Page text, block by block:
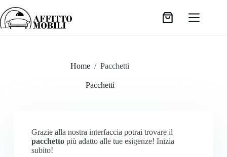
Home / Pacchetti
Pacchetti
Grazie alla nostra interfaccia potrai trovare il
pacchetto più adatto alle tue esigenze! Inizia
subito!